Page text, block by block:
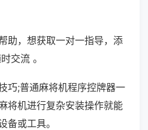
助，想获取一对一指导，添
交流 。
巧;普通麻将机程序控牌器一
将机进行复杂安装操作就能
备或工具。